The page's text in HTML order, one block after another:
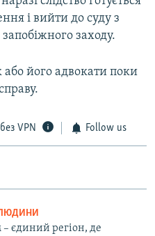
і вийти до суду з
заходу.
його адвокати поки
VPN Follow us
єдиний регіон, де